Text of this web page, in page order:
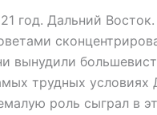
год. Дальний
вынудили
трудных условиях
роль сыграл в